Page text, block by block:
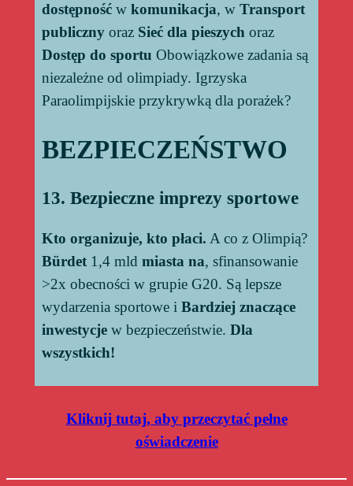
dostępnośćw komunikacja, w Transport
publicznyoraz Sieć dla pieszychoraz
Dostęp do sportu Obowiązkowe zadania są
niezależne od olimpiady. Igrzyska
Paraolimpijskie przykrywką dla porażek?
BEZPIECZEŃSTWO
13. Bezpieczne imprezy sportowe
Kto organizuje, kto płaci. A co z Olimpią?
Bürdet1,4 mld miasta na, sfinansowanie
>2x obecności w grupie G20. Są lepsze
wydarzenia sportowe i Bardziej znaczące
inwestycjew bezpieczeństwie. Dla
wszystkich!
Kliknij tutaj, aby przeczytać pełne
oświadczenie